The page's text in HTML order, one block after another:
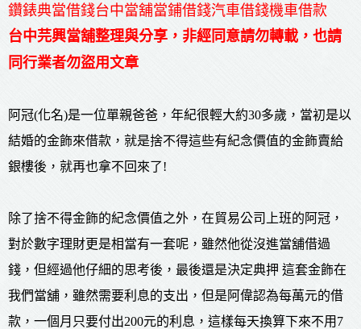
台中芫興當舖整理與分享，非經同意請勿轉載，也請
同行業者勿盜用文章
阿冠(化名)是一位單親爸爸，年紀很輕大約30多歲，當初是以
結婚的金飾來借款，就是捨不得這些有紀念價值的金飾賣給
銀樓後，就再也拿不回來了!
除了捨不得金飾的紀念價值之外，在貿易公司上班的阿冠，
對於數字理財更是相當有一套呢，雖然他從沒進當舖借過
錢，但經過他仔細的思考後，最後還是決定典押 這套金飾在
我們當舖，雖然需要利息的支出，但是阿偉認為每萬元的借
款，一個月只要付出200元的利息，這樣每天換算下來不用7